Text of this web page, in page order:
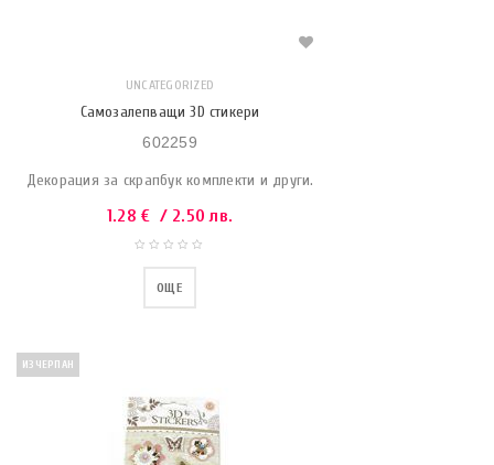
UNCATEGORIZED
Самозалепващи 3D стикери
602259
Декорация за скрапбук комплекти и други.
1.28€ / 2.50 лв.
ОЩЕ
ИЗЧЕРПАН